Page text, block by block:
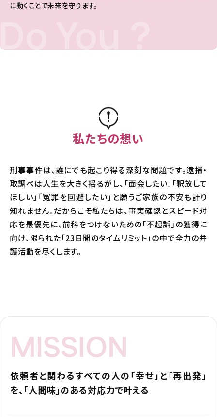
に動くことで未来を守ります。
You ?
私たちの想い
刑事事件は、誰にでも起こり得る深刻な問題です。逮捕・
取調べは人生を大きく揺るがし、「面会したい」「釈放して
ほしい」「冤罪を回避したい」と願うご家族の不安も計り
知れません。だからこそ私たちは、事実確認とスピード対
応を最優先に、前科をつけないための「不起訴」の獲得に
向け、限られた「23日間のタイムリミット」の中で全力の弁
護活動を尽くします。
MISSION
依頼者と関わるすべての人の「幸せ」と「再出発」
を、「人間味」のある対応力で叶える